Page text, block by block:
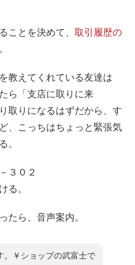
ことを決めて、 取引履歴の
教えてくれている友達は
ら「支店に取りに来
取りになるはずだから、す
、こっちはちょっと緊張気
。
３０２
る。
たら、音声案内。
。￥ショップの武富士で